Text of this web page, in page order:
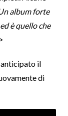
album forte
è quello che
il
di